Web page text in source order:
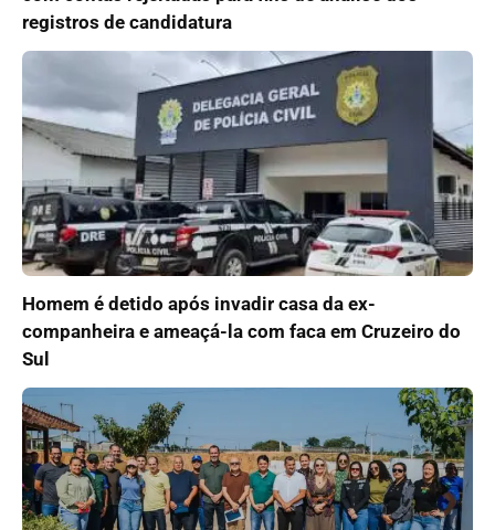
registros de candidatura
Homem é detido após invadir casa da ex-
companheira e ameaçá-la com faca em Cruzeiro do
Sul